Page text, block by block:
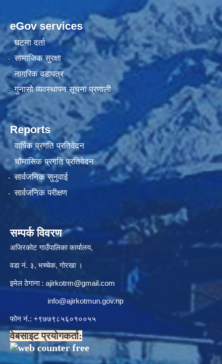
eGov services
घटना दर्ता
सामाजिक सुरक्षा
नागरिक वडापत्र
गुनासो व्यवस्थापन सूचना प्रणाली
Reports
वार्षिक प्रगति प्रतिवेदन
चौमासिक प्रगति प्रतिवेदन
सार्वजनिक सुनुवाई
सार्वजनिक परीक्षण
सम्पर्क विवरण
अजिरकोट गाउँपालिका कार्यालय,
वडा नं. ३, भच्चेक, गोरखा ।
इमेल ठेगाना : ajirkotrm@gmail.com
info@ajirkotmun.gov.np
फोन नं.: ‍‌+९७७९८५६०१००५५
वेबसाइट प्रयोगकर्ता: